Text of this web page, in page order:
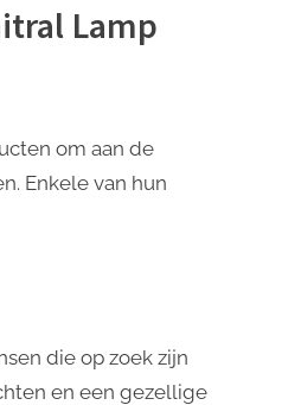
Lamp
om aan de
Enkele van hun
die op zoek zijn
en een gezellige